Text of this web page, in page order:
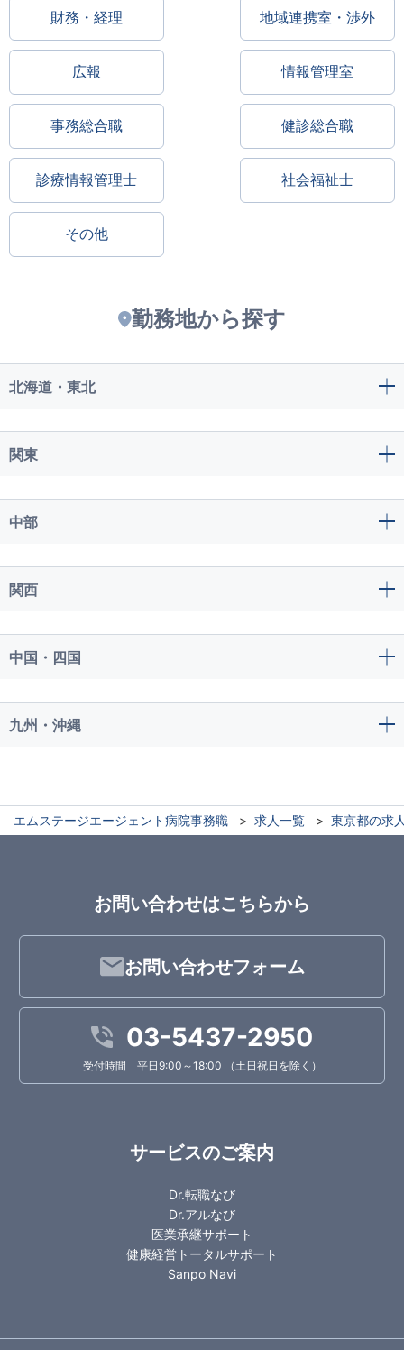
財務・経理 地域連携室・渉外
広報 情報管理室
事務総合職 健診総合職
診療情報管理士 社会福祉士
その他
勤務地から探す
北海道・東北
関東
中部
関西
中国・四国
九州・沖縄
エムステージエージェント病院事務職 求人一覧 東京都の求
お問い合わせはこちらから
お問い合わせフォーム
03-5437-2950
受付時間 平日9:00～18:00 （土日祝日を除く）
サービスのご案内
Dr.転職なび
Dr.アルなび
医業承継サポート
健康経営トータルサポート
Sanpo Navi